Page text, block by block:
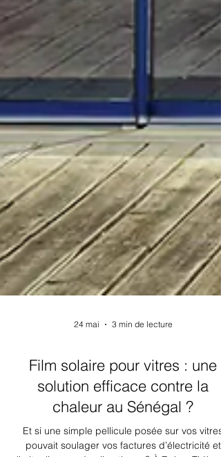
24 mai 3 min de lecture